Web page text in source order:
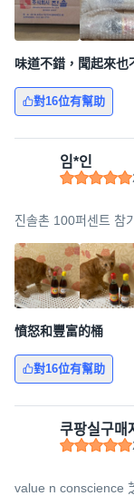
味道不錯，聞起來也
對16位有幫助
임*인
진솔촌 100퍼센트 참
憤怒和豐富的桶
對16位有幫助
쿠팡실구매
value n conscience